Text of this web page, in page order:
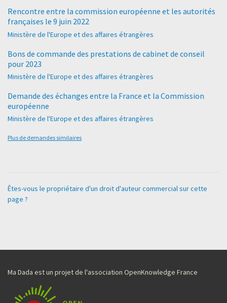
Rencontre entre la commission européenne et les autorités
françaises le 9 juin 2022
Ministère de l'Europe et des affaires étrangères
Bons de commande des prestations de cabinet de conseil
pour 2023
Ministère de l'Europe et des affaires étrangères
Demande des échanges entre la France et la Commission
européenne
Ministère de l'Europe et des affaires étrangères
Plus de demandes similaires
Êtes-vous le propriétaire d'un droit d'auteur commercial sur cette
page ?
Ma Dada est un projet de l'association OpenKnowledge France